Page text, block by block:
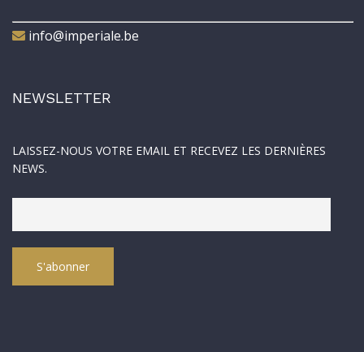
info@imperiale.be
NEWSLETTER
LAISSEZ-NOUS VOTRE EMAIL ET RECEVEZ LES DERNIÈRES
NEWS.